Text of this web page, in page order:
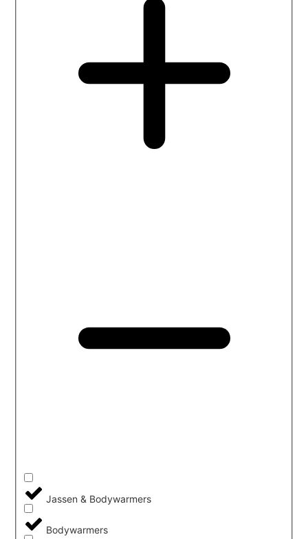
Jassen & Bodywarmers
Bodywarmers